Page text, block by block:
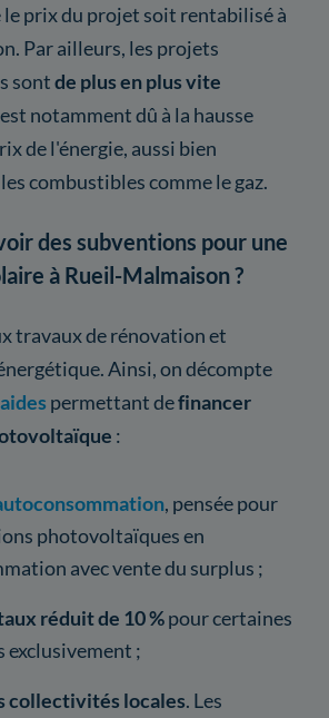
le prix du projet soit rentabilisé à
Par ailleurs, les projets
sontde plus en plus vite
notamment dû à la hausse
de l'énergie, aussi bien
combustibles comme le gaz.
des subventions pour une
à Rueil-Malmaison ?
travaux de rénovation et
Ainsi, on décompte
aides permettant definancer
:
, pensée pour
photovoltaïques en
avec vente du surplus ;
réduit de 10 %pour certaines
;
collectivités locales. Les